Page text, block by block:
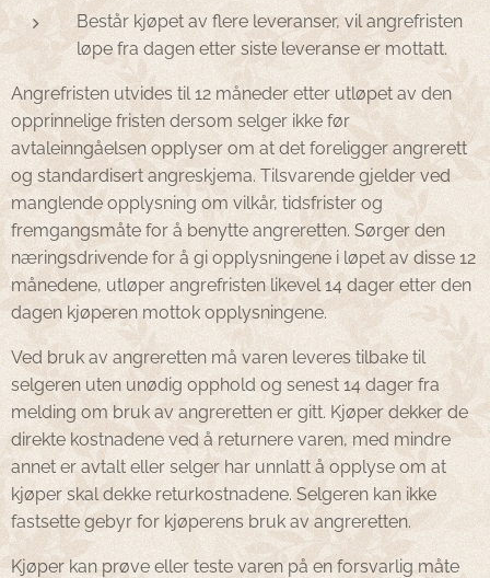
Består kjøpet av flere leveranser, vil angrefristen
løpe fra dagen etter siste leveranse er mottatt.
Angrefristen utvides til 12 måneder etter utløpet av den
opprinnelige fristen dersom selger ikke før
avtaleinngåelsen opplyser om at det foreligger angrerett
og standardisert angreskjema. Tilsvarende gjelder ved
manglende opplysning om vilkår, tidsfrister og
fremgangsmåte for å benytte angreretten. Sørger den
næringsdrivende for å gi opplysningene i løpet av disse 12
månedene, utløper angrefristen likevel 14 dager etter den
dagen kjøperen mottok opplysningene.
Ved bruk av angreretten må varen leveres tilbake til
selgeren uten unødig opphold og senest 14 dager fra
melding om bruk av angreretten er gitt. Kjøper dekker de
direkte kostnadene ved å returnere varen, med mindre
annet er avtalt eller selger har unnlatt å opplyse om at
kjøper skal dekke returkostnadene. Selgeren kan ikke
fastsette gebyr for kjøperens bruk av angreretten.
Kjøper kan prøve eller teste varen på en forsvarlig måte